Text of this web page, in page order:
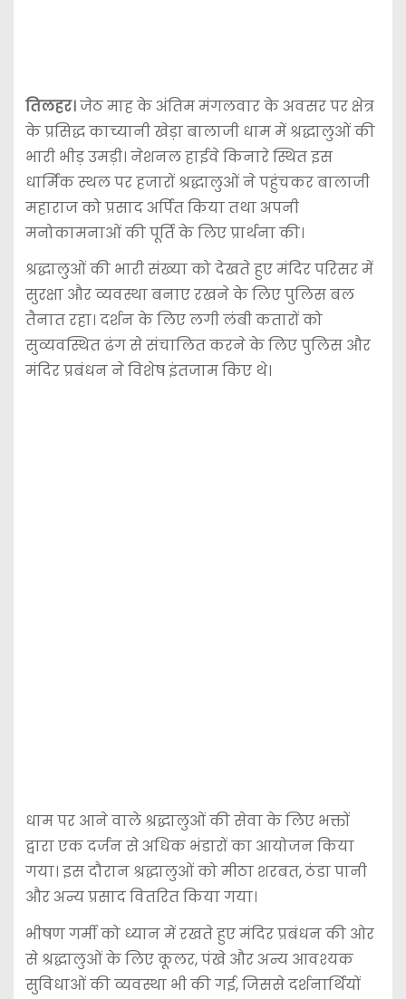
तिलहर।जेठ माह के अंतिम मंगलवार के अवसर पर क्षेत्र
के प्रसिद्ध काच्यानी खेड़ा बालाजी धाम में श्रद्धालुओं की
भारी भीड़ उमड़ी। नेशनल हाईवे किनारे स्थित इस
धार्मिक स्थल पर हजारों श्रद्धालुओं ने पहुंचकर बालाजी
महाराज को प्रसाद अर्पित किया तथा अपनी
मनोकामनाओं की पूर्ति के लिए प्रार्थना की।
श्रद्धालुओं की भारी संख्या को देखते हुए मंदिर परिसर में
सुरक्षा और व्यवस्था बनाए रखने के लिए पुलिस बल
तैनात रहा। दर्शन के लिए लगी लंबी कतारों को
सुव्यवस्थित ढंग से संचालित करने के लिए पुलिस और
मंदिर प्रबंधन ने विशेष इंतजाम किए थे।
धाम पर आने वाले श्रद्धालुओं की सेवा के लिए भक्तों
द्वारा एक दर्जन से अधिक भंडारों का आयोजन किया
गया। इस दौरान श्रद्धालुओं को मीठा शरबत, ठंडा पानी
और अन्य प्रसाद वितरित किया गया।
भीषण गर्मी को ध्यान में रखते हुए मंदिर प्रबंधन की ओर
से श्रद्धालुओं के लिए कूलर, पंखे और अन्य आवश्यक
सुविधाओं की व्यवस्था भी की गई, जिससे दर्शनार्थियों